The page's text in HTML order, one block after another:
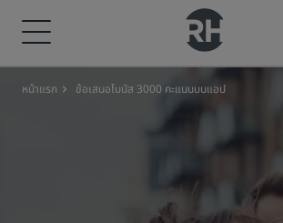
ค้นหาโรงแรมของคุณ
Radisson Meetings
การรับประทานอาหาร
Radisson Rewards
หน้าแรก ข้อเสนอโบนัส 3000 คะแนนบนแอป